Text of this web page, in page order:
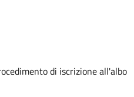
di iscrizione all'albo